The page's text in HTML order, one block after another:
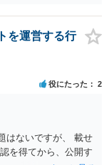
を運営する行
役にたった 2
はないですが、 載せ
を得てから、公開す